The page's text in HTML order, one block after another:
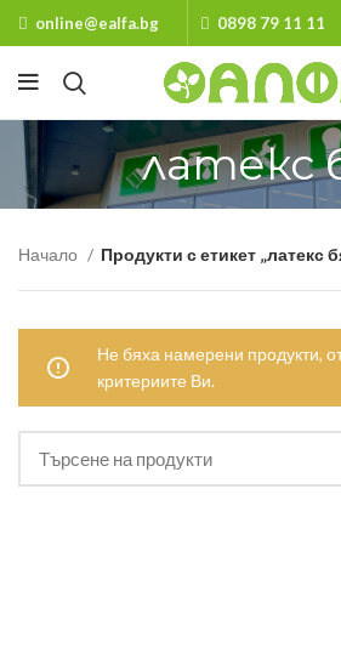
online@ealfa.bg 0898 79 11 11
латекс
Начало Продукти с етикет „латекс
Не бяха намерени продукти,
критериите Ви.